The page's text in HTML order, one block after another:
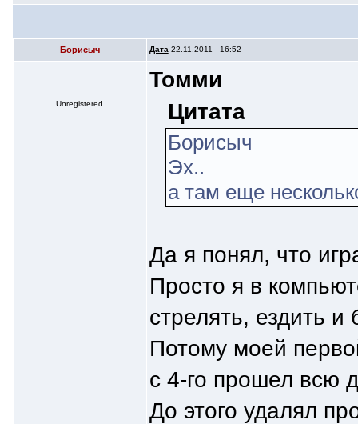
Борисыч Дата 22.11.2011 - 16:52
Unregistered
Томми
Цитата
Борисыч
Эх..
а там еще
Да я понял, что
Просто я в
стрелять, ездить и
Потому моей
с 4-го прошел всю
До этого удалял